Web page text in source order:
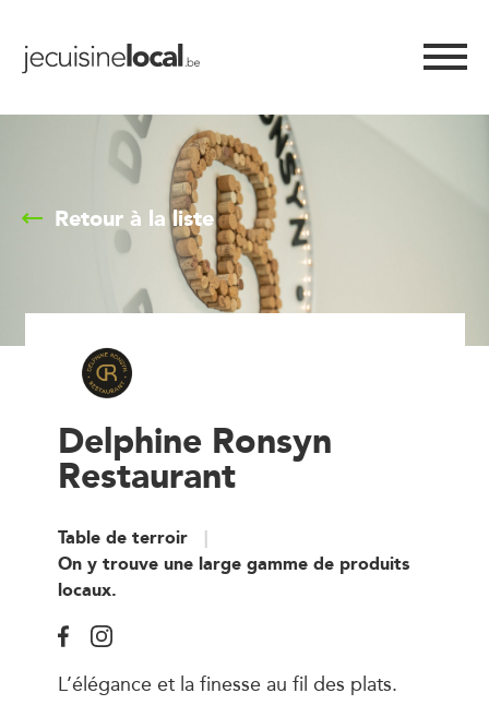
Retour à la liste
Delphine Ronsyn
Restaurant
Table de terroir
On y trouve une large gamme de produits
locaux.
L’élégance et la finesse au fil des plats.